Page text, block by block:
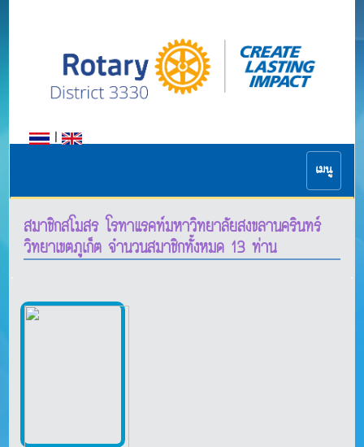
|
เมนู
สมาชิกสโมสร โรทาแรคท์มหาวิทยาลัยสงขลานครินทร์
วิทยาเขตภูเก็ต จำนวนสมาชิกทั้งหมด 13 ท่าน